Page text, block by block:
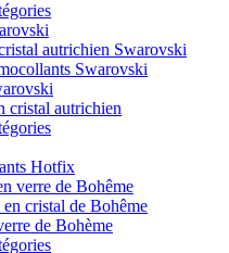
autrichien Swarovski
Swarovski
cristal autrichien
Hotfix
verre de Bohême
cristal de Bohême
de Bohème